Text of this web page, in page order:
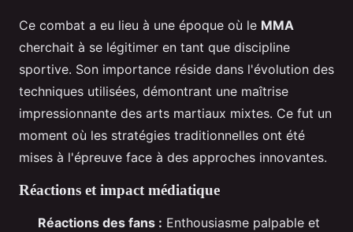
Ce combat a eu lieu à une époque où le MMA
cherchait à se légitimer en tant que discipline
sportive. Son importance réside dans l'évolution des
techniques utilisées, démontrant une maîtrise
impressionnante des arts martiaux mixtes. Ce fut un
moment où les stratégies traditionnelles ont été
mises à l'épreuve face à des approches innovantes.
Réactions et impact médiatique
Réactions des fans : Enthousiasme palpable et